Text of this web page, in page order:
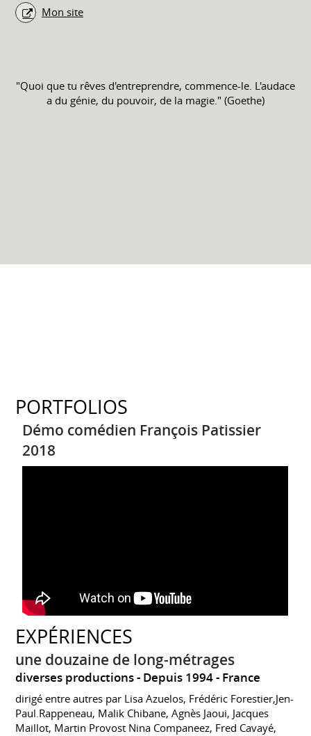
Mon site
"Quoi que tu rêves d'entreprendre, commence-le. L'audace
a du génie, du pouvoir, de la magie." (Goethe)
PORTFOLIOS
Démo comédien François Patissier
2018
EXPÉRIENCES
une douzaine de long-métrages
diverses productions Depuis 1994 France
dirigé entre autres par Lisa Azuelos, Frédéric Forestier,Jen-
Paul.Rappeneau, Malik Chibane, Agnès Jaoui, Jacques
Maillot, Martin Provost Nina Companeez, Fred Cavayé,